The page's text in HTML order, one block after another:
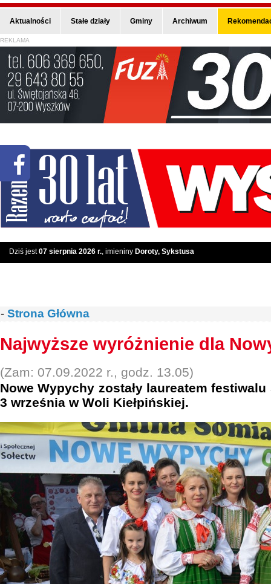
Aktualności Stałe działy Gminy Archiwum
REKLAMA
Dziś jest07 sierpnia 2026 r., imieniny Doroty, Sykstusa
- Strona Główna
Najwyższe wyróżnienie dla
(Zam: 07.09.2022 r., godz. 13.05)
Nowe Wypychy zostały laureatem festiwalu
3 września w Woli Kiełpińskiej.